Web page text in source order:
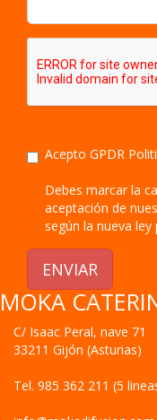
Acepto GPDR
Debes marcar la
aceptación de
según la nueva
ENVIAR
MOKA
C/ Isaac Peral, nave 71
33211 Gijón (Asturias)
Tel. 985 362 211 (5